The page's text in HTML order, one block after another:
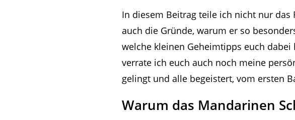
In diesem Beitrag teile ich nicht nur
auch die Gründe, warum er so
welche kleinen Geheimtipps euch
verrate ich euch auch noch meine
gelingt und alle begeistert, vom ersten
Warum das Mandarinen